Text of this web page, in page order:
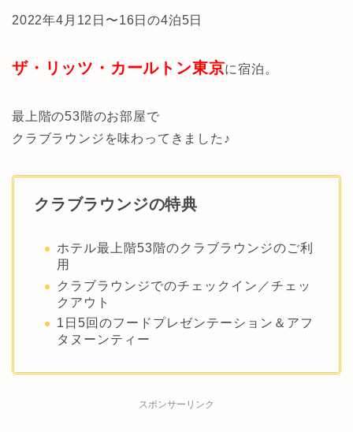
2022年4月12日〜16日の4泊5日
ザ・リッツ・カールトン東京に宿泊。
最上階の53階のお部屋で
クラブラウンジを味わってきました♪
クラブラウンジの特典
ホテル最上階53階のクラブラウンジのご利
用
クラブラウンジでのチェックイン／チェッ
クアウト
1日5回のフードプレゼンテーション＆アフ
タヌーンティー
スポンサーリンク